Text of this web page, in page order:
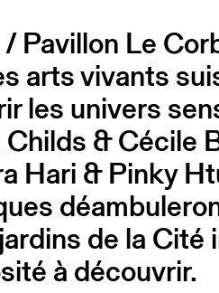
Pavillon Le
arts vivants
les univers
& Cécile
Hari & Pinky
de la Cité
à découvrir.